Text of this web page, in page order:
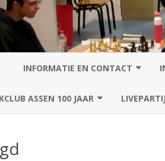
INFORMATIE EN CONTACT
PRIVACY STATEMENT VAN SC
ASSEN 100 JAAR